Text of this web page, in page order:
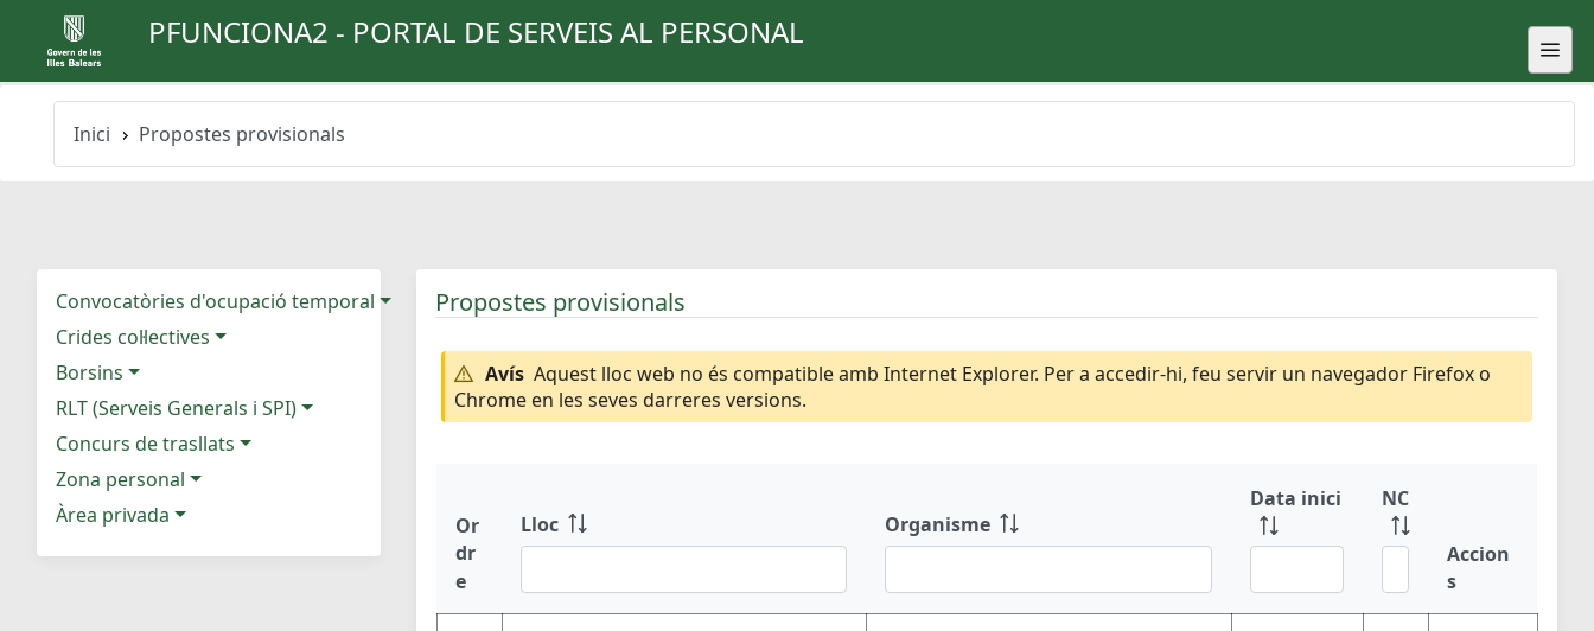
PFUNCIONA2 - PORTAL DE SERVEIS AL PERSONAL
Inici Propostes provisionals
Convocatòries d'ocupació temporal
Crides col·lectives
Borsins
RLT (Serveis Generals i SPI)
Concurs de trasllats
Zona personal
Àrea privada
Propostes provisionals
Avís Aquest lloc web no és compatible amb Internet Explorer. Per a accedir-hi, feu servir un navegador Firefox o
Chrome en les seves darreres versions.
Or
dr
e
Lloc Organisme
Data inici NC
Accion
s